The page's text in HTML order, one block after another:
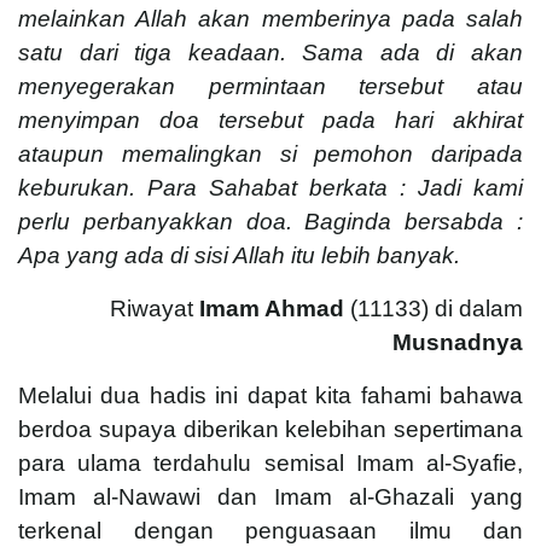
melainkan Allah akan memberinya pada salah
satu dari tiga keadaan. Sama ada di akan
menyegerakan permintaan tersebut atau
menyimpan doa tersebut pada hari akhirat
ataupun memalingkan si pemohon daripada
keburukan. Para Sahabat berkata : Jadi kami
perlu perbanyakkan doa. Baginda bersabda :
Apa yang ada di sisi Allah itu lebih banyak.
RiwayatImam Ahmad (11133) di dalam
Musnadnya
Melalui dua hadis ini dapat kita fahami bahawa
berdoa supaya diberikan kelebihan sepertimana
para ulama terdahulu semisal Imam al-Syafie,
Imam al-Nawawi dan Imam al-Ghazali yang
terkenal dengan penguasaan ilmu dan